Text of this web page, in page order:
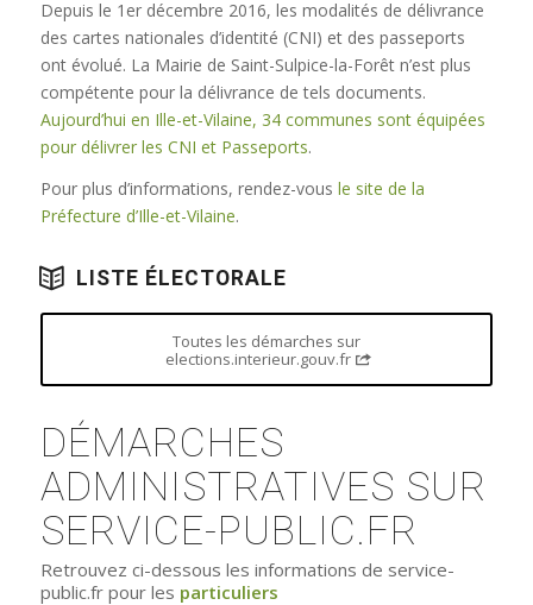
Depuis le 1er décembre 2016, les modalités de délivrance
des cartes nationales d’identité (CNI) et des passeports
ont évolué. La Mairie de Saint-Sulpice-la-Forêt n’est plus
compétente pour la délivrance de tels documents.
Aujourd’hui en Ille-et-Vilaine, 34 communes sont équipées
pour délivrer les CNI et Passeports.
Pour plus d’informations, rendez-vous le site de la
Préfecture d’Ille-et-Vilaine.
LISTE ÉLECTORALE
Toutes les démarches sur
elections.interieur.gouv.fr
DÉMARCHES
ADMINISTRATIVES SUR
SERVICE-PUBLIC.FR
Retrouvez ci-dessous les informations de service-
public.fr pour les particuliers